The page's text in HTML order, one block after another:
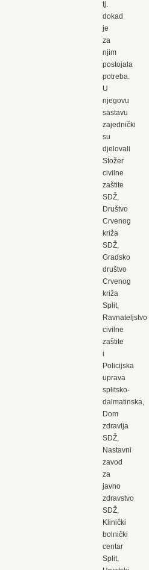
tj.
dokad
je
za
njim
postojala
potreba.
U
njegovu
sastavu
zajednički
su
djelovali
Stožer
civilne
zaštite
SDŽ,
Društvo
Crvenog
križa
SDŽ,
Gradsko
društvo
Crvenog
križa
Split,
Ravnateljstvo
civilne
zaštite
i
Policijska
uprava
splitsko-
dalmatinska,
Dom
zdravlja
SDŽ,
Nastavni
zavod
za
javno
zdravstvo
SDŽ,
Klinički
bolnički
centar
Split,